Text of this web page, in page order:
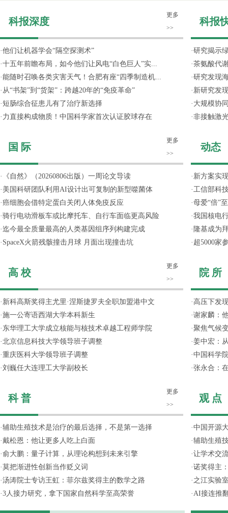
科报深度
更多
>>
·他们让机器学会“隔空探测术”
·十五年前瞻布局，如今他们让风电“白色巨人”实...
·能随时召唤各类灾害天气！合肥有座“四季制造机...
· 从“书架”到“货架”：跨越20年的“免疫革命”
· 短肠综合征患儿有了治疗新选择
· 力直接构成物质！中国科学家首次认证胶球存在
国 际
更多
>>
·
《自然》（20260806出版）一周论文导读
· 美国科研团队利用AI设计出可复制的新型噬菌体
·癌细胞会借特定蛋白关闭人体免疫反应
·骑行电动滑板车或比摩托车、自行车面临更高风险
·迄今最全质量最高的人类基因组序列构建完成
· SpaceX火箭残骸撞击月球 月面出现撞击坑
高 校
更多
>>
· 新科高斯奖得主尤里·涅斯捷罗夫全职加盟港中文
·施一公寄语西湖大学本科新生
· 东华理工大学成立核能与核技术卓越工程师学院
·北京信息科技大学领导班子调整
·重庆医科大学领导班子调整
·刘巍任大连理工大学副校长
科 普
更多
>>
·辅助生殖技术是治疗的最后选择，不是第一选择
·戴松恩：他让更多人吃上白面
·俞大鹏：量子计算，从理论构想到未来引擎
·莫把渐进性创新当作贬义词
·汤涛院士专访王虹：菲尔兹奖得主的数学之路
·3人接力研究，拿下国家自然科学至高荣誉
科报
·研究揭示
·茶氨酸代
·研究发现
· 新研究发
· 大规模协
·非接触激
动态
· 新方案实
·工信部科
·母爱“倍”
·我国核电
· 隆基成为
· 超5000家
院 所
· 高压下发
·谢家麟：
·聚焦气候
·姜中宏：
·中国科学
·张永合：
观 点
·中国开源
·辅助生殖
·让学术交
·诺奖得主
· 之江实验
·AI接连推